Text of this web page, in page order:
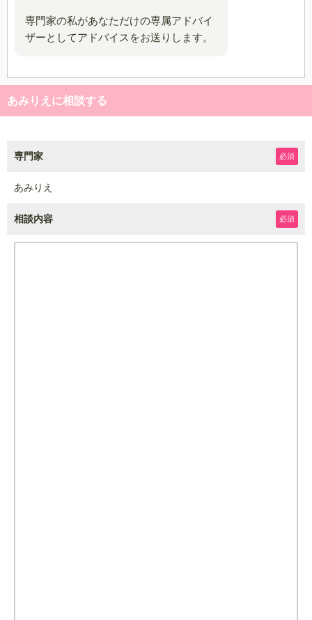
専門家の私があなただけの専属アドバイ
ザーとしてアドバイスをお送りします。
あみりえに相談する
専門家 必須
あみりえ
相談内容 必須